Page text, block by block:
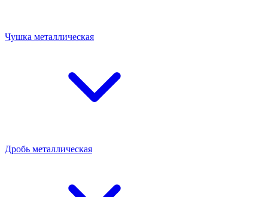
Чушка металлическая
Дробь металлическая